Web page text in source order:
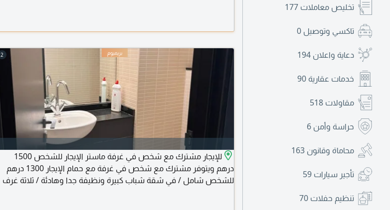
تخليص معاملات 177
تاكسي وتوصيل 0
دعاية واعلان 194
خدمات عقارية 90
مقاولات 518
حراسة وأمن 6
محاماة وقانون 163
تأجير سيارات 59
تنظيم حفلات 70
رياضي
2
للإيجار مشترك مع شخص في غرفة ماستر الإيجار للشخص 1500
درهم ويتوفر مشترك مع شخص في غرفة مع حمام الإيجار 1300 درهم
للشخص شامل / في شقة شباب كبيرة ونظيفة جدا وهادئة / ثلاثة غرف